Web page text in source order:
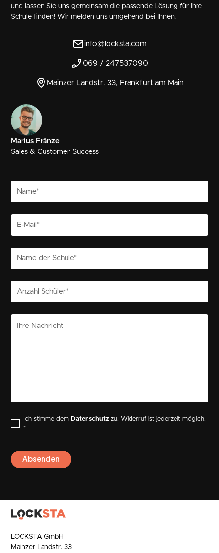
und lassen Sie uns gemeinsam die passende Lösung für Ihre
Schule finden! Wir melden uns umgehend bei Ihnen.
info@locksta.com
069 / 247537090
Mainzer Landstr. 33, Frankfurt am Main
Marius Fränze
Sales & Customer Success
Ich stimme dem Datenschutz zu. Widerruf ist jederzeit möglich.
*
LOCKSTA GmbH
Mainzer Landstr. 33